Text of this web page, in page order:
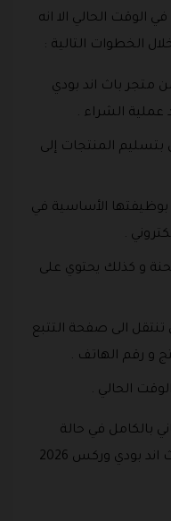
الوقت الحالي الا انه
الخطوات التالية :
متجر باث اند بودي
عملية الشراء .
بتسليم المنتجات إلى
الأساسية في
.
و كذلك يحتوي على
الى صفحة التتبع
و رقم الهاتف .
الحالي .
بالكامل في حالة
استخدام كود الخصم من موقع باث اند بودي وركس 2026